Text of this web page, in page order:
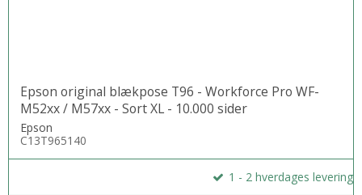
Epson original blækpose T96 - Workforce Pro WF-
M52xx / M57xx - Sort XL - 10.000 sider
Epson
C13T965140
1 - 2 hverdages levering